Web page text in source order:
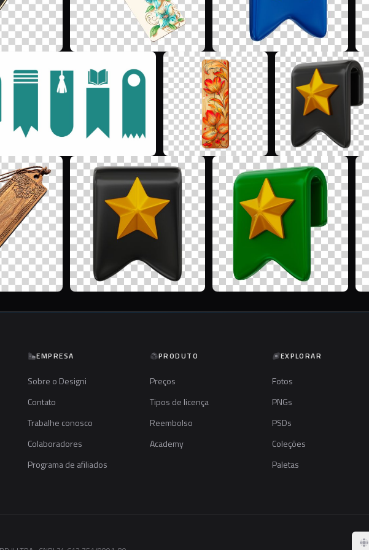
V S M
S M M
EMPRESA
Sobre o Designi
Contato
Trabalhe conosco
Colaboradores
Programa de afiliados
PRODUTO
Preços
Tipos de licença
Reembolso
Academy
EXPLORAR
Fotos
PNGs
PSDs
Coleções
Paletas